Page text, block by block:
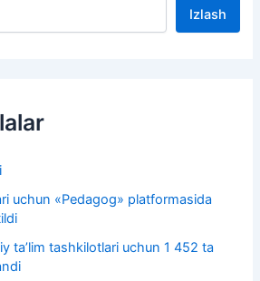
Izlash
uchun «Pedagog» platformasida
taʼlim tashkilotlari uchun 1 452 ta